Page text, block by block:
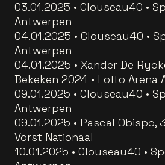
03.01.2025 • Clouseau40 •
Antwerpen
04.01.2025 • Clouseau40 •
Antwerpen
04.01.2025 • Xander De
Bekeken 2024 • Lotto Arena
09.01.2025 • Clouseau40 •
Antwerpen
09.01.2025 • Pascal Obispo,
Vorst Nationaal
10.01.2025 • Clouseau40 •